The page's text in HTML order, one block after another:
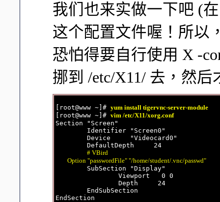
我们也来实做一下吧 (
这个配置文件喔！所以
恐怕得要自行使用 X -
挪到 /etc/X11/ 去，然
[root@www ~]# yum install tigervnc-server-module
[root@www ~]# vim /etc/X11/xorg.conf
Section "Screen"
        Identifier "Screen0"
        Device     "Videocard0"
        DefaultDepth     24
# VBird
        Option "passwordFile" "/home/student/.vnc/passwd"
SubSection "Display"
                Viewport   0 0
                Depth     24
        EndSubSection
EndSection